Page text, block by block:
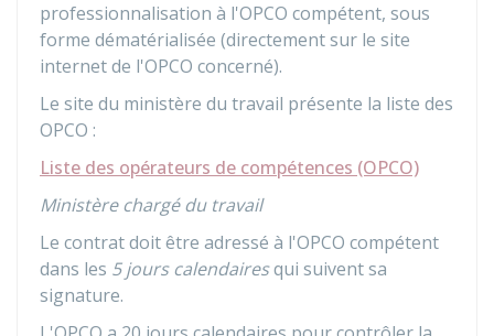
professionnalisation à l'OPCO compétent, sous
forme dématérialisée (directement sur le site
internet de l'OPCO concerné).
Le site du ministère du travail présente la liste des
OPCO :
Liste des opérateurs de compétences (OPCO)
Ministère chargé du travail
Le contrat doit être adressé à l'OPCO compétent
dans les 5 jours calendairesqui suivent sa
signature.